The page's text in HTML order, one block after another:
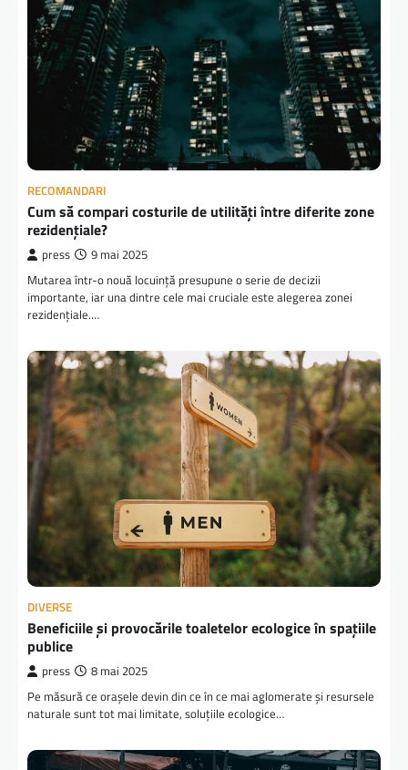
RECOMANDARI
Cum să compari costurile de utilități între diferite zone
rezidențiale?
press 9 mai 2025
Mutarea într-o nouă locuință presupune o serie de decizii
importante, iar una dintre cele mai cruciale este alegerea zonei
rezidențiale.…
DIVERSE
Beneficiile și provocările toaletelor ecologice în spațiile
publice
press 8 mai 2025
Pe măsură ce orașele devin din ce în ce mai aglomerate și resursele
naturale sunt tot mai limitate, soluțiile ecologice…